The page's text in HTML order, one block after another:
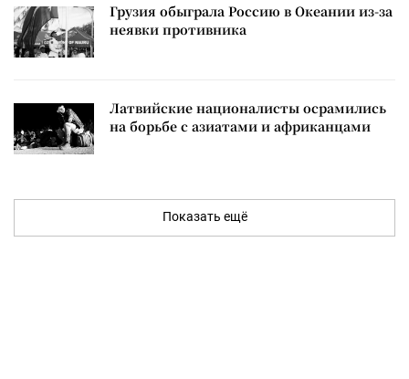
Грузия обыграла Россию в Океании из-за
неявки противника
Латвийские националисты осрамились
на борьбе с азиатами и африканцами
Показать ещё